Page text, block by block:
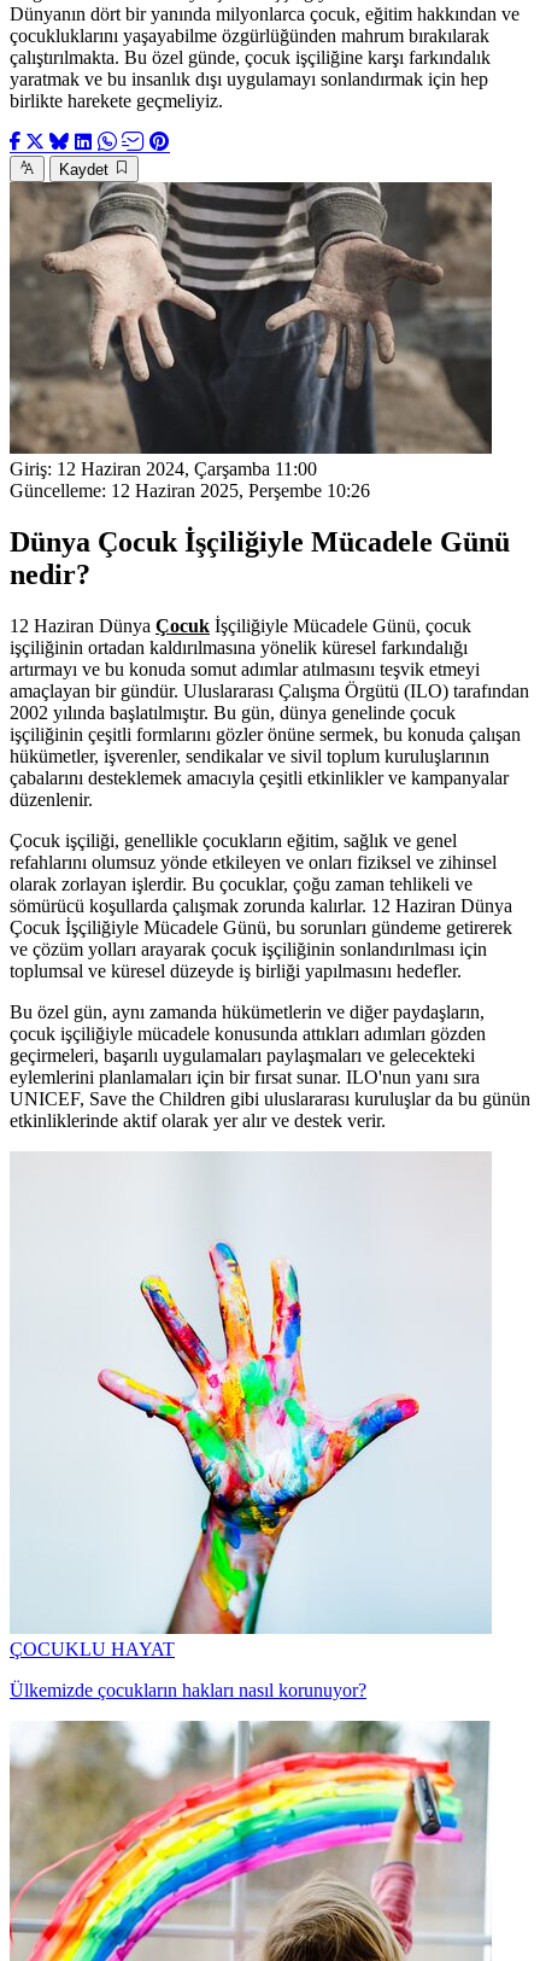
Dünyanın dört bir yanında milyonlarca çocuk, eğitim hakkından ve
çocukluklarını yaşayabilme özgürlüğünden mahrum bırakılarak
çalıştırılmakta. Bu özel günde, çocuk işçiliğine karşı farkındalık
yaratmak ve bu insanlık dışı uygulamayı sonlandırmak için hep
birlikte harekete geçmeliyiz.
Kaydet
Giriş: 12 Haziran 2024, Çarşamba 11:00
Güncelleme: 12 Haziran 2025, Perşembe 10:26
Dünya Çocuk İşçiliğiyle Mücadele Günü
nedir?
12 Haziran Dünya Çocuk İşçiliğiyle Mücadele Günü, çocuk
işçiliğinin ortadan kaldırılmasına yönelik küresel farkındalığı
artırmayı ve bu konuda somut adımlar atılmasını teşvik etmeyi
amaçlayan bir gündür. Uluslararası Çalışma Örgütü (ILO) tarafından
2002 yılında başlatılmıştır. Bu gün, dünya genelinde çocuk
işçiliğinin çeşitli formlarını gözler önüne sermek, bu konuda çalışan
hükümetler, işverenler, sendikalar ve sivil toplum kuruluşlarının
çabalarını desteklemek amacıyla çeşitli etkinlikler ve kampanyalar
düzenlenir.
Çocuk işçiliği, genellikle çocukların eğitim, sağlık ve genel
refahlarını olumsuz yönde etkileyen ve onları fiziksel ve zihinsel
olarak zorlayan işlerdir. Bu çocuklar, çoğu zaman tehlikeli ve
sömürücü koşullarda çalışmak zorunda kalırlar. 12 Haziran Dünya
Çocuk İşçiliğiyle Mücadele Günü, bu sorunları gündeme getirerek
ve çözüm yolları arayarak çocuk işçiliğinin sonlandırılması için
toplumsal ve küresel düzeyde iş birliği yapılmasını hedefler.
Bu özel gün, aynı zamanda hükümetlerin ve diğer paydaşların,
çocuk işçiliğiyle mücadele konusunda attıkları adımları gözden
geçirmeleri, başarılı uygulamaları paylaşmaları ve gelecekteki
eylemlerini planlamaları için bir fırsat sunar. ILO'nun yanı sıra
UNICEF, Save the Children gibi uluslararası kuruluşlar da bu günün
etkinliklerinde aktif olarak yer alır ve destek verir.
ÇOCUKLU HAYAT
Ülkemizde çocukların hakları nasıl korunuyor?